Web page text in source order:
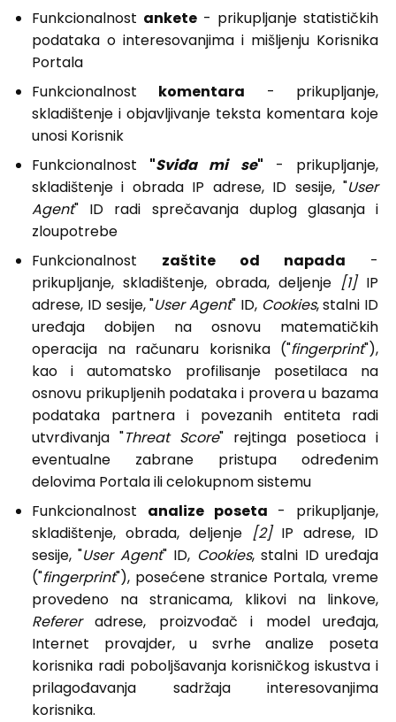
Funkcionalnost ankete - prikupljanje statističkih
podataka o interesovanjima i mišljenju Korisnika
Portala
Funkcionalnost komentara - prikupljanje,
skladištenje i objavljivanje teksta komentara koje
unosi Korisnik
Funkcionalnost "Sviđa mi se" - prikupljanje,
skladištenje i obrada IP adrese, ID sesije, "User
Agent" ID radi sprečavanja duplog glasanja i
zloupotrebe
Funkcionalnost zaštite od napada -
prikupljanje, skladištenje, obrada, deljenje [1]IP
adrese, ID sesije, "User Agent" ID, Cookies, stalni ID
uređaja dobijen na osnovu matematičkih
operacija na računaru korisnika ("fingerprint"),
kao i automatsko profilisanje posetilaca na
osnovu prikupljenih podataka i provera u bazama
podataka partnera i povezanih entiteta radi
utvrđivanja "Threat Score" rejtinga posetioca i
eventualne zabrane pristupa određenim
delovima Portala ili celokupnom sistemu
Funkcionalnost analize poseta - prikupljanje,
skladištenje, obrada, deljenje [2]IP adrese, ID
sesije, "User Agent" ID, Cookies, stalni ID uređaja
("fingerprint"), posećene stranice Portala, vreme
provedeno na stranicama, klikovi na linkove,
Refereradrese, proizvođač i model uređaja,
Internet provajder, u svrhe analize poseta
korisnika radi poboljšavanja korisničkog iskustva i
prilagođavanja sadržaja interesovanjima
korisnika.